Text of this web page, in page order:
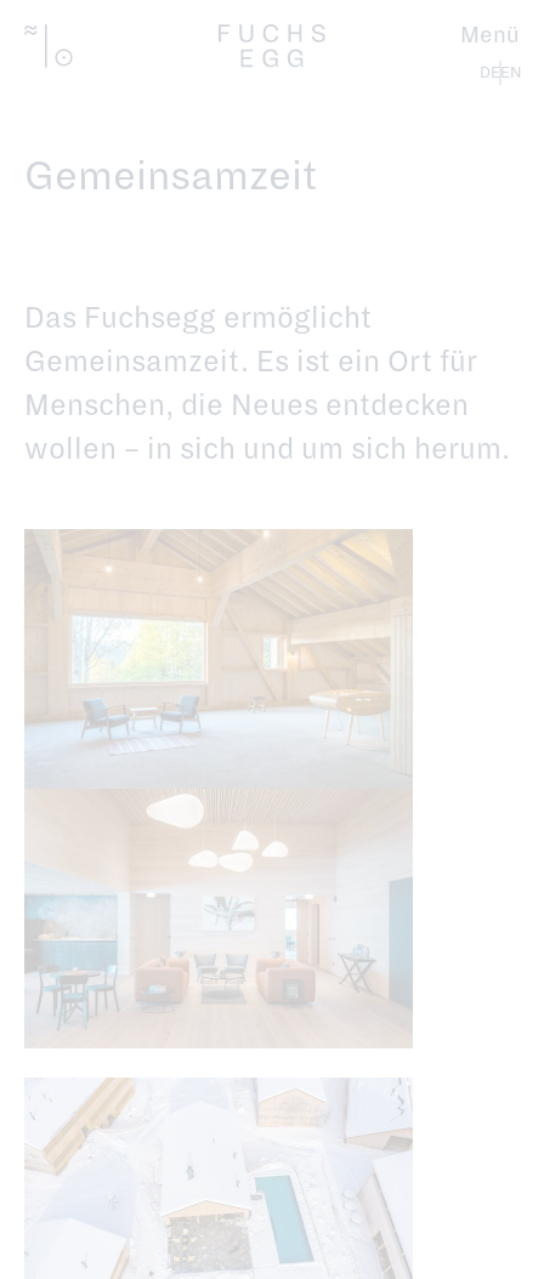
Inhalt
Menü
Gemeinsamzeit
Das Fuchsegg ermöglicht
Gemeinsamzeit. Es ist ein Ort für
Menschen, die Neues entdecken
wollen – in sich und um sich herum.